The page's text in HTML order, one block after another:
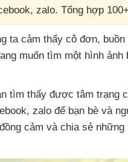
zalo. Tổng hợp
ta cảm thấy cô đơn,
muốn tìm một hình ảnh
tìm thấy được tâm trạng
, zalo để bạn bè và
cảm và chia sẻ những